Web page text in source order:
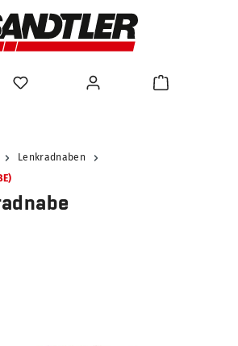
Lenkradnaben